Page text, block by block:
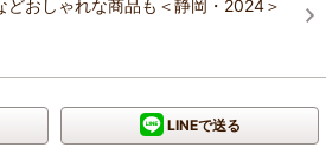
どおしゃれな商品も＜静岡・2024＞
LINEで送る